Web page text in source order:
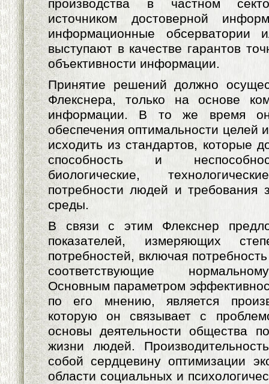
производства в частном
источником достоверной
информационные обсерватории
выступают в качестве гарантов
объективности информации.
Принятие решений должно
Флекснера, только на основе
информации. В то же время
обеспечения оптимальности целей
исходить из стандартов, которые
способность и
биологические,
потребности людей и требования
среды.
В связи с этим Флекснер
показателей, измеряющих
потребностей, включая
соответствующие
Основным параметром
по его мнению, является
которую он связывает с
основы деятельности общества
жизни людей.
собой сердцевину оптимизации
области социальных и